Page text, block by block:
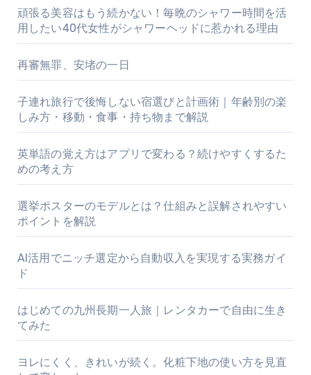
頑張る美容はもう続かない！毎晩のシャワー時間を活
用したい40代女性がシャワーヘッドに惹かれる理由
再審無罪、安堵の一日
子連れ旅行で後悔しない宿選びと計画術｜年齢別の楽
しみ方・移動・食事・持ち物まで解説
英単語の覚え方はアプリで変わる？続けやすくするた
めの考え方
選挙ポスターのモデルとは？仕組みと誤解されやすい
ポイントを解説
AI活用でニッチ選定から自動収入を実現する実務ガイ
ド
はじめての九州長期一人旅｜レンタカーで自由に生き
てみた
ヨレにくく、きれいが続く。化粧下地の使い方を見直